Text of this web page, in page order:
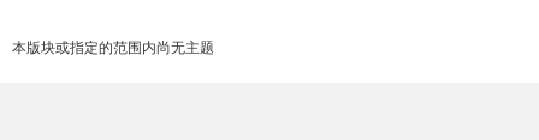
本版块或指定的范围内尚无主题